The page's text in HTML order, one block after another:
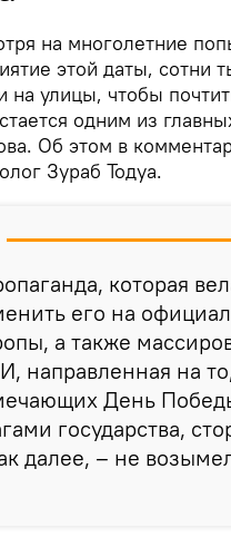
на многолетние
этой даты, сотни
на улицы, чтобы
одним из
Об этом в
Зураб Тодуа.
которая
его на
а также
направленная на
День
государства,
далее, – не